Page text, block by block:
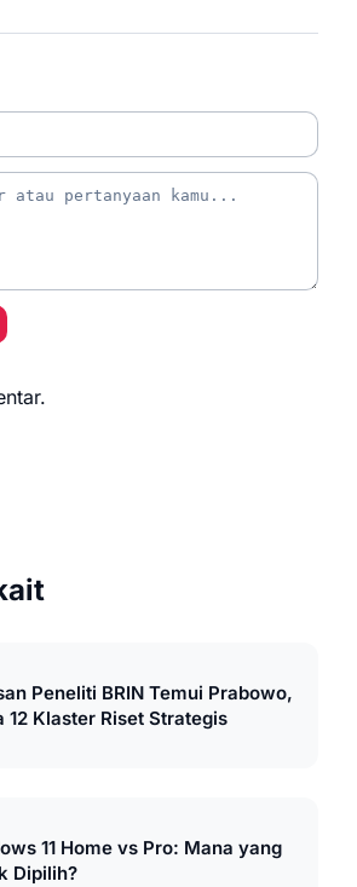
Peneliti BRIN Temui Prabowo,
12 Klaster Riset Strategis
11 Home vs Pro: Mana yang
Dipilih?